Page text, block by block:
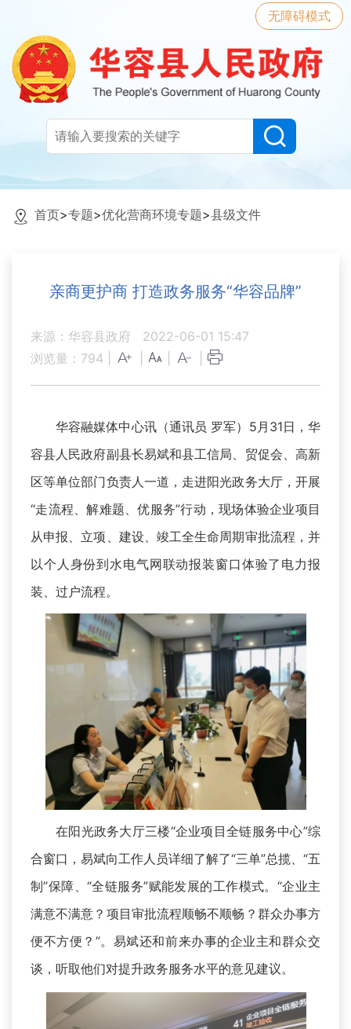
无障碍模式
首页>专题>优化营商环境专题>县级文件
亲商更护商 打造政务服务“华容品牌”
来源：华容县政府
2022-06-01 15:47
浏览量： 794
华容融媒体中心讯（通讯员 罗军）5月31日，华
容县人民政府副县长易斌和县工信局、贸促会、高新
区等单位部门负责人一道，走进阳光政务大厅，开展
“走流程、解难题、优服务”行动，现场体验企业项目
从申报、立项、建设、竣工全生命周期审批流程，并
以个人身份到水电气网联动报装窗口体验了电力报
装、过户流程。
在阳光政务大厅三楼“企业项目全链服务中心”综
合窗口，易斌向工作人员详细了解了“三单”总揽、“五
制”保障、“全链服务”赋能发展的工作模式。“企业主
满意不满意？项目审批流程顺畅不顺畅？群众办事方
便不方便？”。易斌还和前来办事的企业主和群众交
谈，听取他们对提升政务服务水平的意见建议。